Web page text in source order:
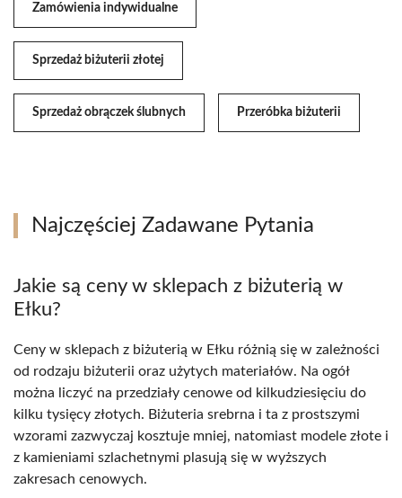
Zamówienia indywidualne
Sprzedaż biżuterii złotej
Sprzedaż obrączek ślubnych Przeróbka biżuterii
Najczęściej Zadawane Pytania
Jakie są ceny w sklepach z biżuterią w
Ełku?
Ceny w sklepach z biżuterią w Ełku różnią się w zależności
od rodzaju biżuterii oraz użytych materiałów. Na ogół
można liczyć na przedziały cenowe od kilkudziesięciu do
kilku tysięcy złotych. Biżuteria srebrna i ta z prostszymi
wzorami zazwyczaj kosztuje mniej, natomiast modele złote i
z kamieniami szlachetnymi plasują się w wyższych
zakresach cenowych.